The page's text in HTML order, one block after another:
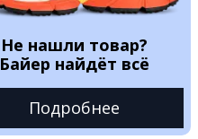
Не нашли товар?
Байер найдёт всё
Подробнее